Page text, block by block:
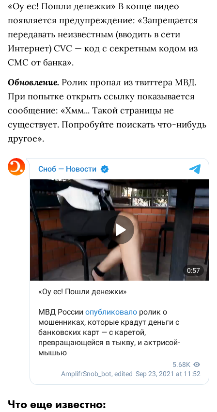
«Оу ес! Пошли денежки» В конце видео
появляется предупреждение: «Запрещается
передавать неизвестным (вводить в сети
Интернет) CVC — код с секретным кодом из
СМС от банка».
Обновление. Ролик пропал из твиттера МВД.
При попытке открыть ссылку показывается
сообщение: «Хмм... Такой страницы не
существует. Попробуйте поискать что-нибудь
другое».
Что еще известно: